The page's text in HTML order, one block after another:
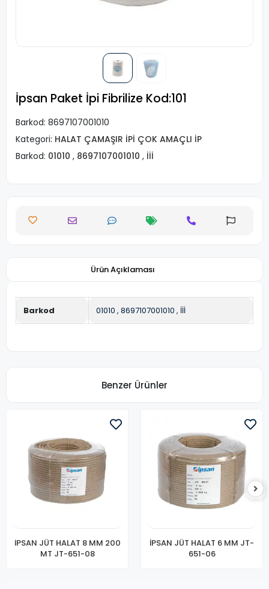
İpsan Paket İpi Fibrilize Kod:101
Barkod: 8697107001010
Kategori: HALAT ÇAMAŞIR İPİ ÇOK AMAÇLI İP
Barkod: 01010 , 8697107001010 , İİİ
Ürün Açıklaması
Barkod 01010 , 8697107001010 , İİİ
Benzer Ürünler
İPSAN JÜT HALAT 8 MM 200
MT JT-651-08
İPSAN JÜT HALAT 6 MM JT-
651-06